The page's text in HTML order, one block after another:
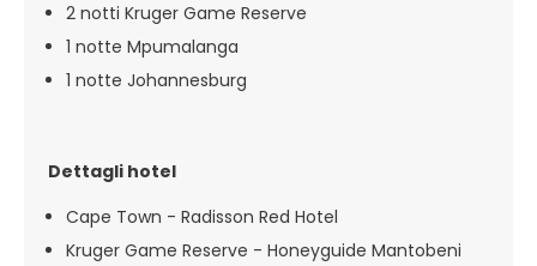
2 notti Kruger Game Reserve
1 notte Mpumalanga
1 notte Johannesburg
Dettagli hotel
Cape Town - Radisson Red Hotel
Kruger Game Reserve - Honeyguide Mantobeni